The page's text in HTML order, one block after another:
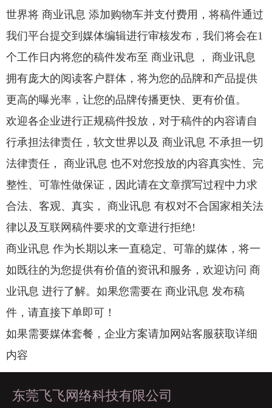
世界将 商业讯息 添加购物车并支付费用，将稿件通过
我们平台提交到媒体编辑进行审核发布，我们将会在1
个工作日内将您的稿件发布至 商业讯息 ， 商业讯息
拥有庞大的阅读客户群体，将为您的品牌和产品提供
更高的曝光率，让您的品牌传播更快、更有价值。
欢迎各企业进行正规稿件投放，对于稿件的内容请自
行承担法律责任，软文世界以及 商业讯息 不承担一切
法律责任， 商业讯息 也不对您投放的内容真实性、完
整性、可靠性做保证，因此请在文章撰写过程中力求
合法、客观、真实， 商业讯息 有权对不合国家相关法
律以及互联网稿件要求的文章进行拒绝!
商业讯息 作为长期以来一直稳定、可靠的媒体，将一
如既往的为您提供有价值的资讯和服务，欢迎访问 商
业讯息 进行了解。如果您需要在 商业讯息 发布稿
件，请直接下单即可！
如果需要媒体套餐，企业方案请加网站客服获取详细
内容
东莞飞飞网络科技有限公司